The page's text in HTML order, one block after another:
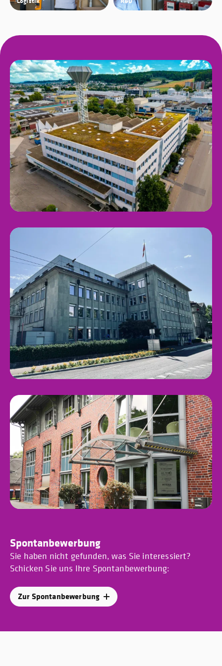
Spontanbewerbung
Sie haben nicht gefunden, was Sie interessiert?
Schicken Sie uns Ihre Spontanbewerbung:
Zur Spontanbewerbung